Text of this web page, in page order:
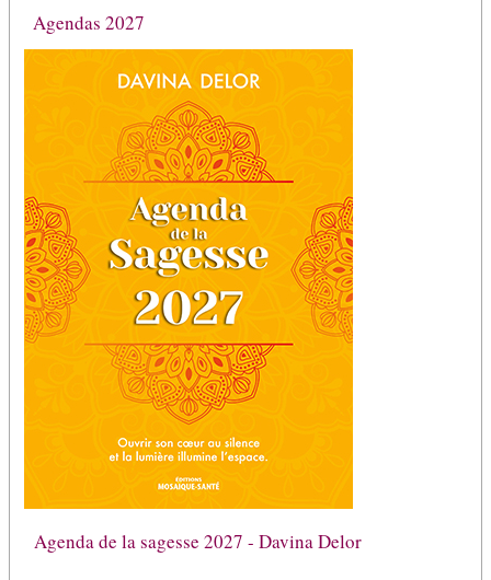
Agendas 2027
Agenda de la sagesse 2027 - Davina Delor